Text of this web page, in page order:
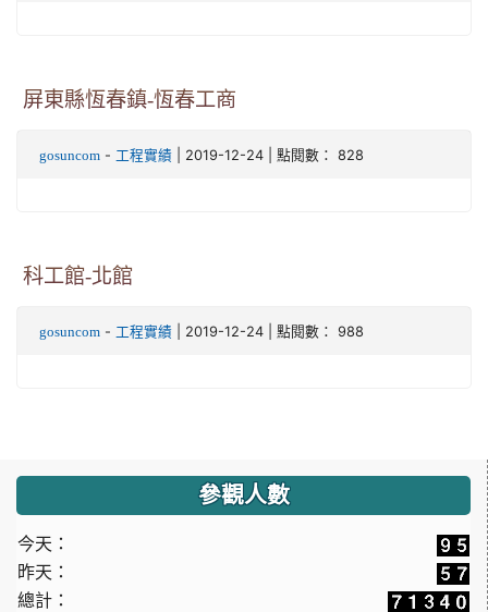
屏東縣恆春鎮-恆春工商
gosuncom - 工程實績 | 2019-12-24 | 點閱數： 828
科工館-北館
gosuncom - 工程實績 | 2019-12-24 | 點閱數： 988
::: 參觀人數
今天：
昨天：
總計：